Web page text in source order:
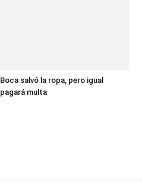
Boca salvó la ropa, pero igual
pagará multa